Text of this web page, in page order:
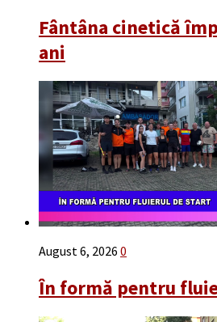
Fântâna cinetică
ani
August 6, 2026 0
În formă pentru